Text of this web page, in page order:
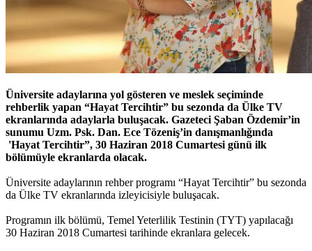
Üniversite adaylarına yol gösteren ve meslek seçiminde
rehberlik yapan “Hayat Tercihtir” bu sezonda da Ülke TV
ekranlarında adaylarla buluşacak. Gazeteci Şaban Özdemir’in
sunumu Uzm. Psk. Dan. Ece Tözeniş’in danışmanlığında
'Hayat Tercihtir”, 30 Haziran 2018 Cumartesi günü ilk
bölümüyle ekranlarda olacak.
Üniversite adaylarının rehber programı “Hayat Tercihtir” bu sezonda
da Ülke TV ekranlarında izleyicisiyle buluşacak.
Programın ilk bölümü, Temel Yeterlilik Testinin (TYT) yapılacağı
30 Haziran 2018 Cumartesi tarihinde ekranlara gelecek.